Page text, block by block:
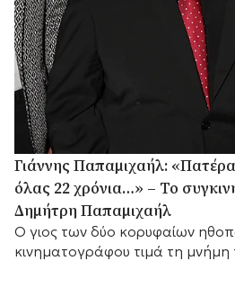
Γιάννης Παπαμιχαήλ:
όλας 22 χρόνια…» – Το
Δημήτρη Παπαμιχαήλ
Ο γιος των δύο κορυφαίων
κινηματογράφου τιμά τη μνήμη